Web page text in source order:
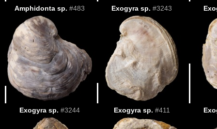
Amphidonta sp. #483 Exogyra sp. #3243
Exogyra sp. #3244 Exogyra sp. #411